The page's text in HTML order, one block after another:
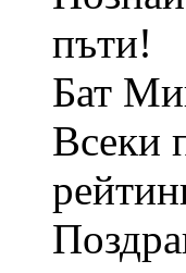
пъти!
Бат
Всеки